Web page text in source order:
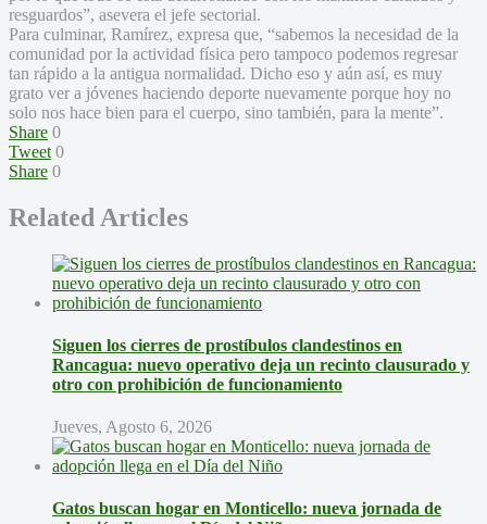
resguardos”, asevera el jefe sectorial.
Para culminar, Ramírez, expresa que, “sabemos la necesidad de la
comunidad por la actividad física pero tampoco podemos regresar
tan rápido a la antigua normalidad. Dicho eso y aún así, es muy
grato ver a jóvenes haciendo deporte nuevamente porque hoy no
solo nos hace bien para el cuerpo, sino también, para la mente”.
Share 0
Tweet 0
Share 0
Related Articles
Siguen los cierres de prostíbulos clandestinos en
Rancagua: nuevo operativo deja un recinto clausurado y
otro con prohibición de funcionamiento
Jueves, Agosto 6, 2026
Gatos buscan hogar en Monticello: nueva jornada de